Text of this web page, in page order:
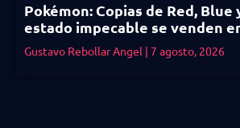
Pokémon: Copias de Red, Blue
estado impecable se venden
Gustavo Rebollar Angel 7 agosto, 2026